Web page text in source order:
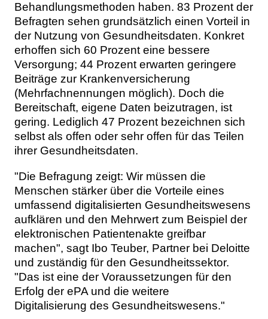
Behandlungsmethoden haben. 83 Prozent der
Befragten sehen grundsätzlich einen Vorteil in
der Nutzung von Gesundheitsdaten. Konkret
erhoffen sich 60 Prozent eine bessere
Versorgung; 44 Prozent erwarten geringere
Beiträge zur Krankenversicherung
(Mehrfachnennungen möglich). Doch die
Bereitschaft, eigene Daten beizutragen, ist
gering. Lediglich 47 Prozent bezeichnen sich
selbst als offen oder sehr offen für das Teilen
ihrer Gesundheitsdaten.
"Die Befragung zeigt: Wir müssen die
Menschen stärker über die Vorteile eines
umfassend digitalisierten Gesundheitswesens
aufklären und den Mehrwert zum Beispiel der
elektronischen Patientenakte greifbar
machen", sagt Ibo Teuber, Partner bei Deloitte
und zuständig für den Gesundheitssektor.
"Das ist eine der Voraussetzungen für den
Erfolg der ePA und die weitere
Digitalisierung des Gesundheitswesens."